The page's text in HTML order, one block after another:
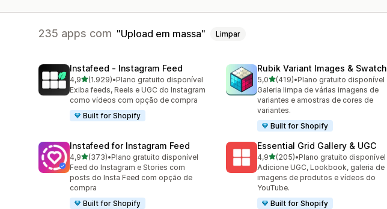
235 apps com Upload em massa Limpar
Instafeed ‑ Instagram Feed
4,9de 5 estrelas
(1.929)
1929 avaliações ao todo
•Plano gratuito disponível
Exiba feeds, Reels e UGC do Instagram
como vídeos com opção de compra
Built for Shopify
Rubik Variant Images & Swatch
5,0de 5 estrelas
(419)
419 avaliações ao todo
•Plano gratuito disponível
Galeria limpa de várias imagens de
variantes e amostras de cores de
variantes.
Built for Shopify
Instafeed for Instagram Feed
4,9de 5 estrelas
(373)
373 avaliações ao todo
•Plano gratuito disponível
Feed do Instagram e Stories com
posts do Insta Feed com opção de
compra
Built for Shopify
Essential Grid Gallery & UGC
4,9de 5 estrelas
(205)
205 avaliações ao todo
•Plano gratuito disponível
Adicione UGC, Lookbook, galeria de
imagens de produtos e vídeos do
YouTube.
Built for Shopify